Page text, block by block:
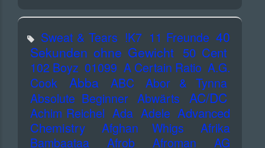
Sweat & Tears !K7 11 Freunde 40
Sekunden ohne Gewicht 50 Cent
102 Boyz 01099 A Certain Ratio A.G.
Cook
Abba ABC
Abor & Tynna
Absolute Beginner Abwärts AC/DC
Achim Reichel Ada Adele Advanced
Chemistry
Afghan Whigs
Afrika
Bambaataa
Afrob Afroman
AG